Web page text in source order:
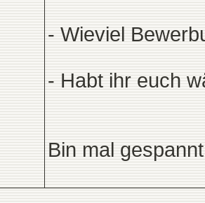
- Wieviel
- Habt ihr euch
Bin mal